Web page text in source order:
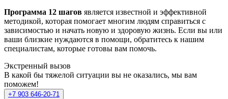
Программа 12 шагов является известной и эффективной
методикой, которая помогает многим людям справиться с
зависимостью и начать новую и здоровую жизнь. Если вы или
ваши близкие нуждаются в помощи, обратитесь к нашим
специалистам, которые готовы вам помочь.
Экстренный вызов
В какой бы тяжелой ситуации вы не оказались, мы вам
поможем!
+7 903 646-20-71